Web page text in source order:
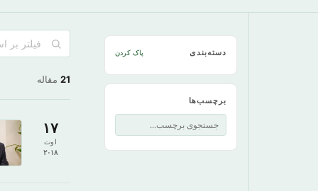
دسته‌بندی پاک کردن
برچسب‌ها
21 مقاله
۱۷
اوت
۲۰۱۸